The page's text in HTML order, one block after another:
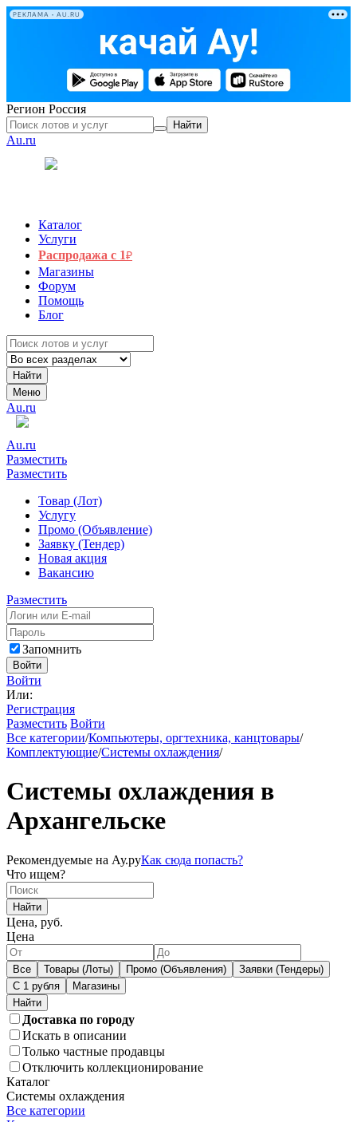
РЕКЛАМА • AU.RU
Регион Россия
Найти
Au.ru
Каталог
Услуги
Распродажа с 1₽
Магазины
Форум
Помощь
Блог
Найти
Меню
Au.ru
Au.ru
Разместить
Разместить
Товар (Лот)
Услугу
Промо (Объявление)
Заявку (Тендер)
Новая акция
Вакансию
Разместить
Запомнить
Войти
Войти
Или:
Регистрация
Разместить Войти
Все категории/Компьютеры, оргтехника, канцтовары/
Комплектующие/Системы охлаждения/
Системы охлаждения в
Архангельске
Рекомендуемые на Ау.руКак сюда попасть?
Что ищем?
Найти
Цена, руб.
Цена
Все Товары (Лоты) Промо (Объявления)
Заявки (Тендеры)
С 1 рубля
Магазины
Доставка по городу
Искать в описании
Только частные продавцы
Отключить коллекционирование
Каталог
Системы охлаждения
Все категории